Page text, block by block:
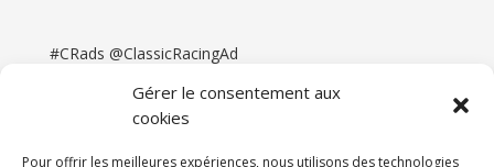
Gérer le consentement aux
cookies
Pour offrir les meilleures expériences, nous utilisons des technologies
#CRads @ClassicRacingAd